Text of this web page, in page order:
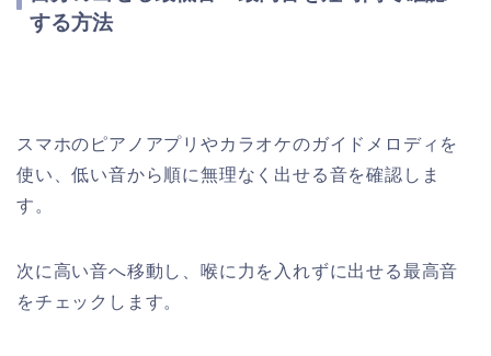
する方法
スマホのピアノアプリやカラオケのガイドメロディを
使い、低い音から順に無理なく出せる音を確認しま
す。
次に高い音へ移動し、喉に力を入れずに出せる最高音
をチェックします。